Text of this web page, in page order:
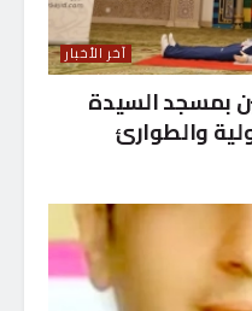
آخر الأخبار
بمسجد السيدة
والطوارئ